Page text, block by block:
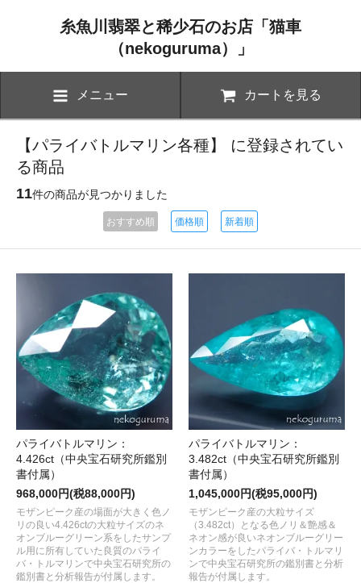
糸魚川翡翠と稀少石のお店「猫車
（nekoguruma）」
メニュー カートを見る
【パライバトルマリン各種】 に登録されてい
る商品
11件の商品が見つかりました
おすすめ順 価格順 新着順
パライバトルマリン：
4.426ct（中央宝石研究所鑑別
書付属）
968,000円(税88,000円)
モザンピーク産の場面が大きく色ノ
リの良い4.426ctの大粒サイズのネ
オンブルーグリーン系をしたサンプ
ル用に所有していた良質のパライ
バ・トルマリンで中央宝石研究所の
鑑別書と分析報告が付属します。
パライバトルマリン：
3.482ct（中央宝石研究所鑑別
書付属）
1,045,000円(税95,000円)
モザンピーク産の大粒サイズ
（3.482ct）となる色ノリ＆艶感＆
ネオン感が良いネオンブルーグリー
ンカラーをしたパライバ・トルマリ
ンで中央宝石研究所の鑑別書と分析
報告が付属します。